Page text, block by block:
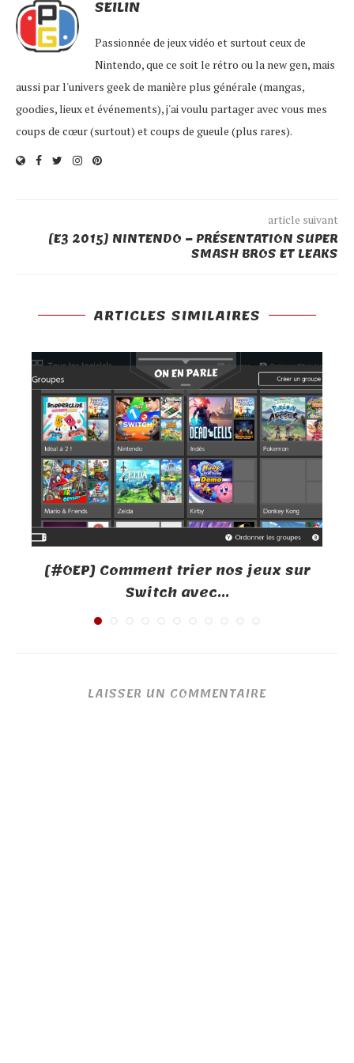
SEILIN
Passionnée de jeux vidéo et surtout ceux de
Nintendo, que ce soit le rétro ou la new gen, mais
aussi par l'univers geek de manière plus générale (mangas,
goodies, lieux et événements), j'ai voulu partager avec vous mes
coups de cœur (surtout) et coups de gueule (plus rares).
article suivant
[E3 2015] NINTENDO – PRÉSENTATION SUPER
SMASH BROS ET LEAKS
ARTICLES SIMILAIRES
[#OEP] Comment trier nos jeux sur
Switch avec...
LAISSER UN COMMENTAIRE